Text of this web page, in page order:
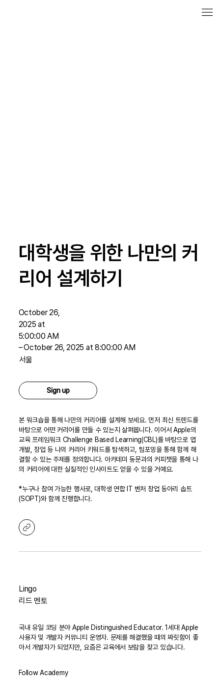
대학생을 위한 나만의 커
리어 설계하기
October 26,
2025 at
5:00:00 AM
–October 26, 2025 at 8:00:00 AM
서울
Sign up
본 워크숍을 통해 나만의 커리어를 설계해 보세요. 먼저 최신 트렌드를
바탕으로 어떤 커리어를 만들 수 있는지 살펴봅니다. 이어서 Apple의
교육 프레임워크 Challenge Based Learning(CBL)를 바탕으로 앱
개발, 창업 등 나의 커리어 키워드를 탐색하고, 팀포밍을 통해 함께 해
결할 수 있는 주제를 정의합니다. 아카데미 동문과의 커피챗을 통해 나
의 커리어에 대한 실질적인 인사이트도 얻을 수 있을 거예요.
*누구나 참여 가능한 행사로, 대학생 연합 IT 벤처 창업 동아리 솝트
(SOPT)와 함께 진행합니다.
Lingo
리드 멘토
국내 유일 코딩 분야 Apple Distinguished Educator. 1세대 Apple
사용자 및 개발자 커뮤니티 운영자. 문제를 해결했을 때의 짜릿함이 좋
아서 개발자가 되었지만, 요즘은 교육에서 보람을 찾고 있습니다.
Follow Academy